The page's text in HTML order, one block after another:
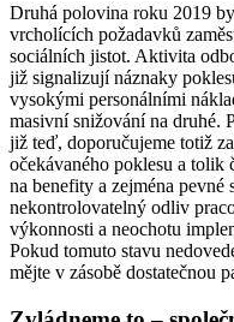
Druhá polovina roku 2019
vrcholících požadavků
sociálních jistot. Aktivita
již signalizují náznaky
vysokými personálními
masivní snižování na druhé.
již teď, doporučujeme totiž
očekávaného poklesu a tolik
na benefity a zejména
nekontrolovatelný odliv
výkonnosti a neochotu
Pokud tomuto stavu
mějte v zásobě dostatečnou